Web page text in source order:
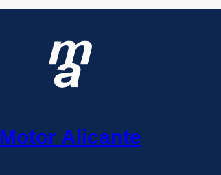
Motor Alicante